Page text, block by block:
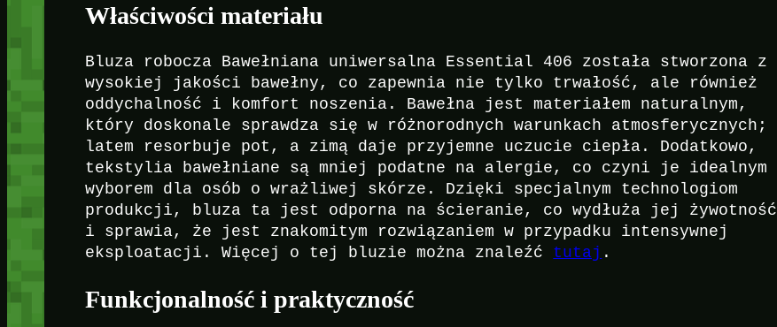
Właściwości materiału
Bluza robocza Bawełniana uniwersalna Essential 406 została stworzona z
wysokiej jakości bawełny, co zapewnia nie tylko trwałość, ale również
oddychalność i komfort noszenia. Bawełna jest materiałem naturalnym,
który doskonale sprawdza się w różnorodnych warunkach atmosferycznych;
latem resorbuje pot, a zimą daje przyjemne uczucie ciepła. Dodatkowo,
tekstylia bawełniane są mniej podatne na alergie, co czyni je idealnym
wyborem dla osób o wrażliwej skórze. Dzięki specjalnym technologiom
produkcji, bluza ta jest odporna na ścieranie, co wydłuża jej żywotność
i sprawia, że jest znakomitym rozwiązaniem w przypadku intensywnej
eksploatacji. Więcej o tej bluzie można znaleźć tutaj .
Funkcjonalność i praktyczność